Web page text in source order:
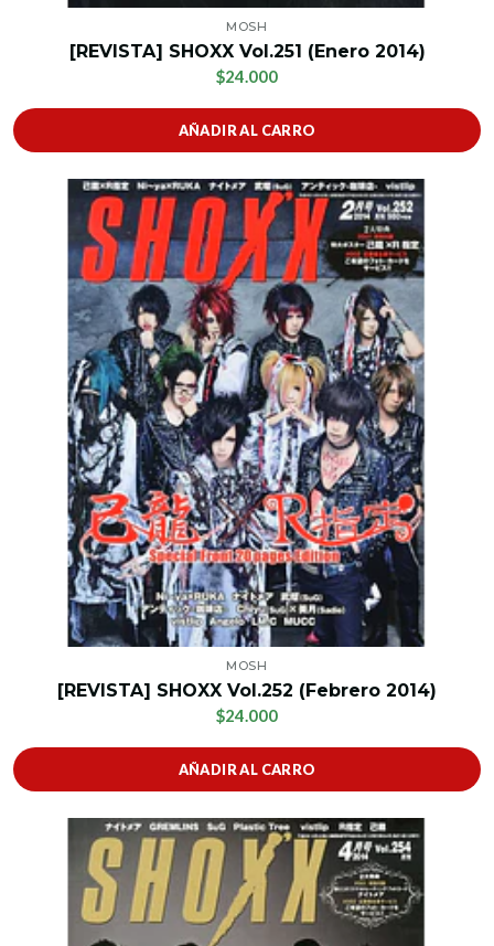
MOSH
[REVISTA] SHOXX Vol.251 (Enero 2014)
$24.000
AÑADIR AL CARRO
MOSH
[REVISTA] SHOXX Vol.252 (Febrero 2014)
$24.000
AÑADIR AL CARRO